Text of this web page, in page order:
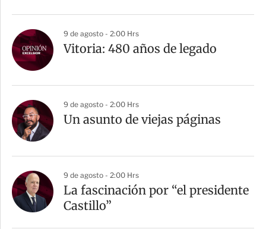
9 de agosto - 2:00 Hrs
Vitoria: 480 años de legado
9 de agosto - 2:00 Hrs
Un asunto de viejas páginas
9 de agosto - 2:00 Hrs
La fascinación por “el presidente
Castillo”